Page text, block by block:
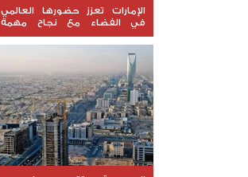
الإمارات تعزز حضورها العالمي
في الفضاء مع نجاح مهمة
"ليوناف-1"